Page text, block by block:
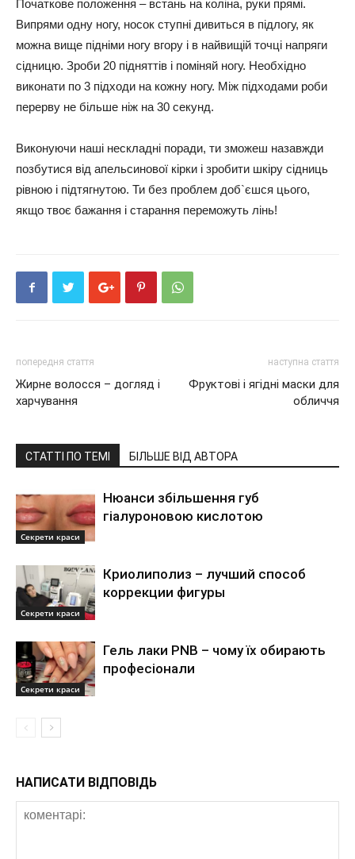
Початкове положення – встань на коліна, руки прямі.
Випрями одну ногу, носок ступні дивиться в підлогу, як
можна вище підніми ногу вгору і в найвищій точці напряги
сідницю. Зроби 20 підняттів і поміняй ногу. Необхідно
виконати по 3 підходи на кожну ногу. Між підходами роби
перерву не більше ніж на 30 секунд.
Виконуючи наші нескладні поради, ти зможеш назавжди
позбутися від апельсинової кірки і зробити шкіру сідниць
рівною і підтягнутою. Ти без проблем доб`єшся цього,
якщо твоє бажання і старання переможуть лінь!
попередня стаття
Жирне волосся – догляд і
харчування
наступна стаття
Фруктові і ягідні маски для
обличчя
СТАТТІ ПО ТЕМІ БІЛЬШЕ ВІД АВТОРА
Секрети краси
Нюанси збільшення губ
гіалуроновою кислотою
Секрети краси
Криолиполиз – лучший способ
коррекции фигуры
Секрети краси
Гель лаки PNB – чому їх обирають
професіонали
НАПИСАТИ ВІДПОВІДЬ